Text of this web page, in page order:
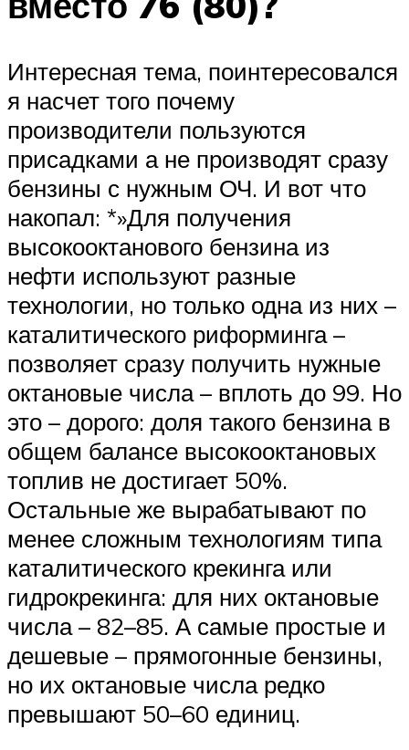
Интересная тема, поинтересовался
я насчет того почему
производители пользуются
присадками а не производят сразу
бензины с нужным ОЧ. И вот что
накопал: *»Для получения
высокооктанового бензина из
нефти используют разные
технологии, но только одна из них –
каталитического риформинга –
позволяет сразу получить нужные
октановые числа – вплоть до 99. Но
это – дорого: доля такого бензина в
общем балансе высокооктановых
топлив не достигает 50%.
Остальные же вырабатывают по
менее сложным технологиям типа
каталитического крекинга или
гидрокрекинга: для них октановые
числа – 82–85. А самые простые и
дешевые – прямогонные бензины,
но их октановые числа редко
превышают 50–60 единиц.